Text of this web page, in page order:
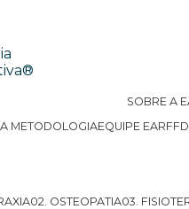
SOBRE A
METODOLOGIA EQUIPE EARFF
02. OSTEOPATIA 03.